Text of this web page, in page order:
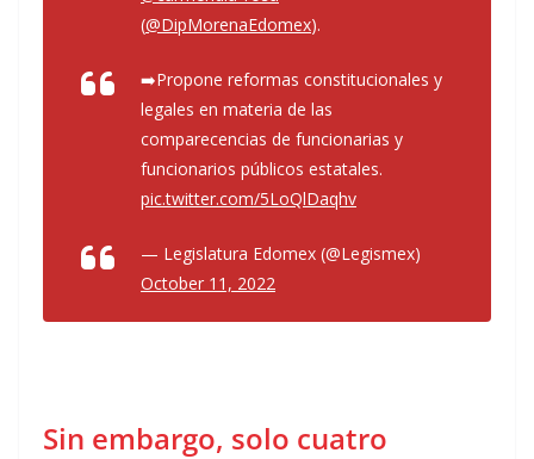
(@DipMorenaEdomex).
➡️Propone reformas constitucionales y
legales en materia de las
comparecencias de funcionarias y
funcionarios públicos estatales.
pic.twitter.com/5LoQlDaqhv
— Legislatura Edomex (@Legismex)
October 11, 2022
Sin embargo, solo cuatro